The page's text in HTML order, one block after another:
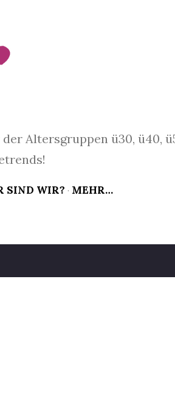
Altersgruppen ü30, ü40,
SIND WIR? MEHR…